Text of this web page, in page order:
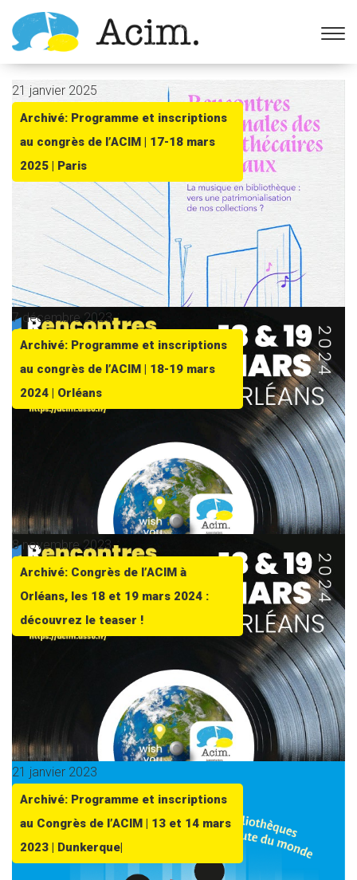
Ouvrir la barre d’outils
21 janvier 2025
Archivé: Programme et inscriptions
au congrès de l’ACIM | 17-18 mars
2025 | Paris
7 décembre 2023
Archivé: Programme et inscriptions
au congrès de l’ACIM | 18-19 mars
2024 | Orléans
8 novembre 2023
Archivé: Congrès de l’ACIM à
Orléans, les 18 et 19 mars 2024 :
découvrez le teaser !
21 janvier 2023
Archivé: Programme et inscriptions
au Congrès de l’ACIM | 13 et 14 mars
2023 | Dunkerque|